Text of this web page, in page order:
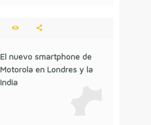
El nuevo smartphone de
Motorola en Londres y la
India